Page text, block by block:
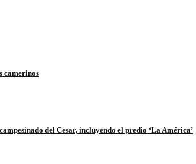
camerinos
del Cesar, incluyendo el predio ‘La América’